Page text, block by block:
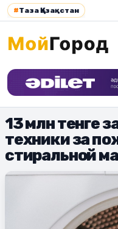
#Таза Қазақстан
13 млн тенге
техники за
стиральной